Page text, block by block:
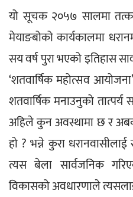
यो सूचक २०५७ सालमा
मेयाङबोको कार्यकालमा
सय वर्ष पुरा भएको इतिहास
‘शतवार्षिक महोत्सव
शतवार्षिक मनाउनुको
अहिले कुन अवस्थामा छ र
हो ? भन्ने कुरा धरानवासीलाई
त्यस बेला सार्वजनिक
विकासको अवधारणाले